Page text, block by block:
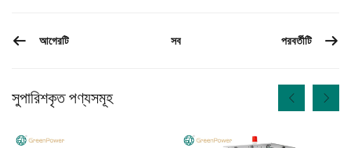
আগেরটি সব পরবর্তীটি
সুপারিশকৃত পণ্যসমূহ